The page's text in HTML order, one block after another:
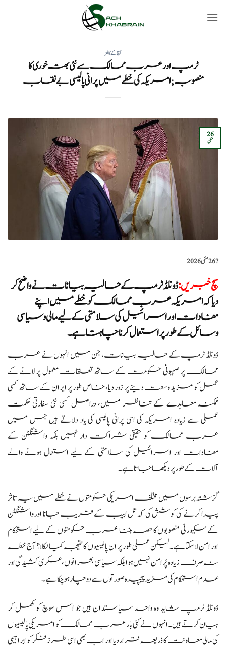
آج کے کالمز
ٹرمپ اور عرب ممالک سے نئی بھتہ خوری کا
منصوبہ; امریکہ کی خطے میں پرانی پالیسی بے نقاب
26
مئی
?️26 مئی 2026
سچ خبریں:ڈونلڈ ٹرمپ کے حالیہ بیانات نے واضح کر
دیا کہ امریکہ عرب ممالک کو خطے میں اپنے
مفادات اور اسرائیل کی سلامتی کے لیے مالی و سیاسی
وسائل کے طور پر استعمال کرنا چاہتا ہے۔
ڈونلڈ ٹرمپ کے حالیہ بیانات، جن میں انہوں نے عرب
ممالک پر صہیونی حکومت کے ساتھ تعلقات معمول پر لانے کے
عمل کو مزید وسعت دینے پر زور دیا، خاص طور پر ایران کے ساتھ کسی
ممکنہ معاہدے کے تناظر میں، دراصل کسی نئی سفارتی حکمت
عملی سے زیادہ امریکہ کی اسی پرانی پالیسی کی یاد دلاتے ہیں جس میں
عرب ممالک کو حقیقی شراکت دار نہیں بلکہ واشنگٹن کے
مفادات اور اسرائیل کی سلامتی کے لیے استعمال ہونے والے
آلات کے طور پر دیکھا جاتا ہے۔
گزشتہ برسوں میں مختلف امریکی حکومتوں نے خطے میں یہ تاثر
پیدا کرنے کی کوشش کی کہ تل ابیب کے قریب جانا اور واشنگٹن
کے سکیورٹی منصوبوں کا حصہ بننا عرب حکومتوں کے لیے استحکام
اور امن لا سکتا ہے۔ لیکن عملی طور پر ان پالیسیوں کا نتیجہ کیا نکلا؟ آج خطہ
نہ صرف زیادہ پُرامن نہیں ہوا بلکہ سیاسی بحرانوں، عسکری کشیدگی اور
عدم استحکام کی مزید پیچیدہ صورتوں سے دوچار ہو چکا ہے۔
ڈونلڈ ٹرمپ شاید وہ واحد سیاستدان ہیں جو اس سوچ کو کھل کر
بیان کرتے ہیں۔ انہوں نے کئی بار عرب ممالک کو امریکی پالیسیوں
کی مالی معاونت کا ذریعہ قرار دیا اور اب بھی اسی طرز فکر کو ابراہیمی